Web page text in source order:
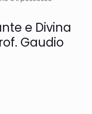
e Divina
Gaudio